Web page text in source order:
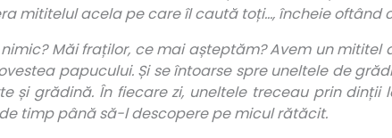
mititelul acela pe care îl caută toți…, încheie oftând
Măi fraților, ce mai așteptăm? Avem un
papucului. Și se întoarse spre uneltele de
și grădină. În fiecare zi, uneltele treceau prin
timp până să-l descopere pe micul rătăcit.